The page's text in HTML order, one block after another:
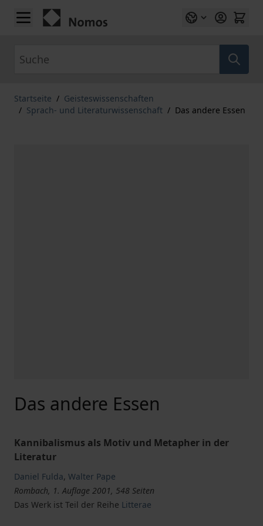
Zum Inhalt springen
Startseite / Geisteswissenschaften
/ Sprach- und Literaturwissenschaft / Das andere Essen
Das andere Essen
Kannibalismus als Motiv und Metapher in der
Literatur
Daniel Fulda, Walter Pape
Rombach, 1. Auflage 2001, 548 Seiten
Das Werk ist Teil der Reihe Litterae